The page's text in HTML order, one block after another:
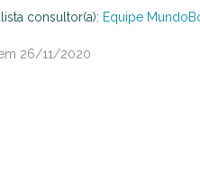
consultor(a): Equipe
26/11/2020